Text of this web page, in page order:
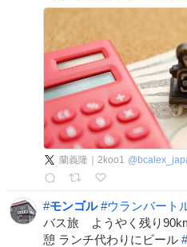
蘭義隆｜2koo1 @
#モンゴル #ウランバート
バス旅 ようやく残り
憩 ランチ代わりにビール #